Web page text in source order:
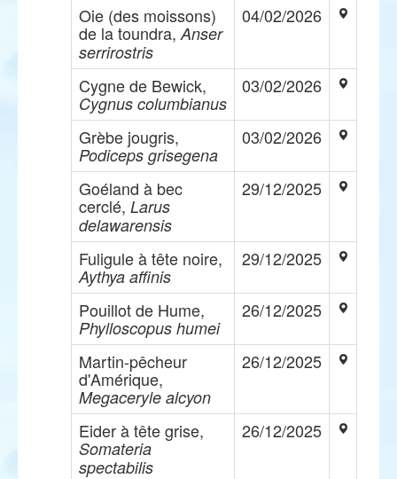
Oie (des moissons)
de la toundra, Anser
serrirostris
04/02/2026
Cygne de Bewick,
Cygnus columbianus
03/02/2026
Grèbe jougris,
Podiceps grisegena
03/02/2026
Goéland à bec
cerclé, Larus
delawarensis
29/12/2025
Fuligule à tête noire,
Aythya affinis
29/12/2025
Pouillot de Hume,
Phylloscopus humei
26/12/2025
Martin-pêcheur
d'Amérique,
Megaceryle alcyon
26/12/2025
Eider à tête grise,
Somateria
spectabilis
26/12/2025